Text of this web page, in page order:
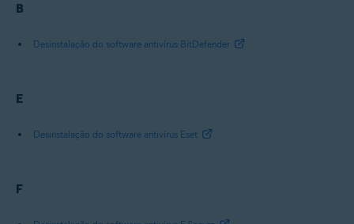
B
Desinstalação do software antivírus BitDefender
E
Desinstalação do software antivírus Eset
F